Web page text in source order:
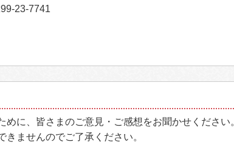
23-7741
めに、皆さまのご意見・ご感想をお聞かせください
ませんのでご了承ください。